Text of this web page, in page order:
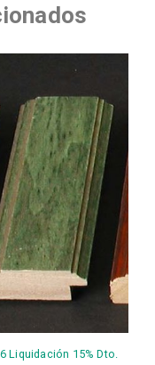
Liquidación 15% Dto.